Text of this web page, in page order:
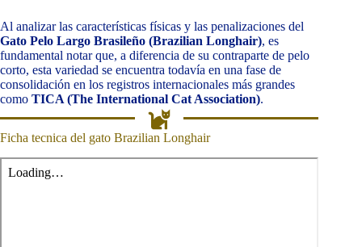
Al analizar las características físicas y las penalizaciones del
Gato Pelo Largo Brasileño (Brazilian Longhair), es
fundamental notar que, a diferencia de su contraparte de pelo
corto, esta variedad se encuentra todavía en una fase de
consolidación en los registros internacionales más grandes
como TICA (The International Cat Association).
Ficha tecnica del gato Brazilian Longhair